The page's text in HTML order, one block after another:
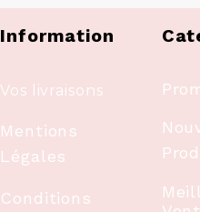
Information
Vos livraisons
Mentions
Légales
Conditions